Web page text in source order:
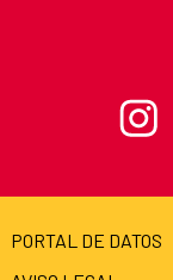
PORTAL DE DATOS